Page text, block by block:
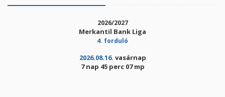
2026/2027
Merkantil Bank Liga
4. forduló
2026.08.16. vasárnap
7 nap 45 perc 07 mp